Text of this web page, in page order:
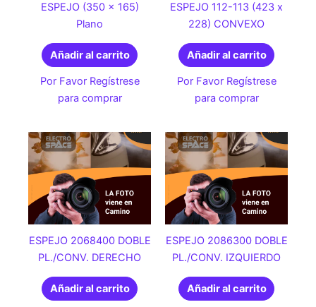
ESPEJO (350 x 165)
Plano
Añadir al carrito
Por Favor Regístrese
para comprar
ESPEJO 112-113 (423 x
228) CONVEXO
Añadir al carrito
Por Favor Regístrese
para comprar
ESPEJO 2068400 DOBLE
PL./CONV. DERECHO
Añadir al carrito
ESPEJO 2086300 DOBLE
PL./CONV. IZQUIERDO
Añadir al carrito